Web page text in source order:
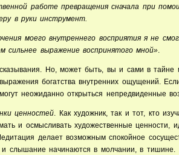
работе превращения сначала при
в руки инструмент.
моего внутреннего восприятия я не
сильнее выражение воспринятого мной».
Но, может быть, вы и сами в
богатства внутренних ощущений.
неожиданно открыться непредвиденные
ценностей. Как художник, так и тот, кто
и осмысливать художественные ценности,
делает возможным спокойное
слышание начинаются в молчании, в тишине.